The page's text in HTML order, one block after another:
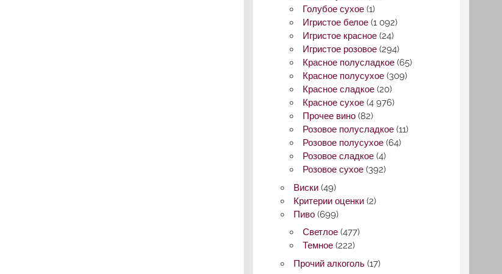
Голубое сухое (1)
Игристое белое (1 092)
Игристое красное (24)
Игристое розовое (294)
Красное полусладкое (65)
Красное полусухое (309)
Красное сладкое (20)
Красное сухое (4 976)
Прочее вино (82)
Розовое полусладкое (11)
Розовое полусухое (64)
Розовое сладкое (4)
Розовое сухое (392)
Виски (49)
Критерии оценки (2)
Пиво (699)
Светлое (477)
Темное (222)
Прочий алкоголь (17)